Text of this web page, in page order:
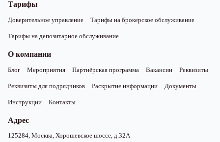
Тарифы
Доверительное управление Тарифы на брокерское обслуживание
Тарифы на депозитарное обслуживание
О компании
Блог Мероприятия Партнёрская программа Вакансии Реквизиты
Реквизиты для подрядчиков Раскрытие информации Документы
Инструкции Контакты
Адрес
125284, Москва, Хорошевское шоссе, д.32А